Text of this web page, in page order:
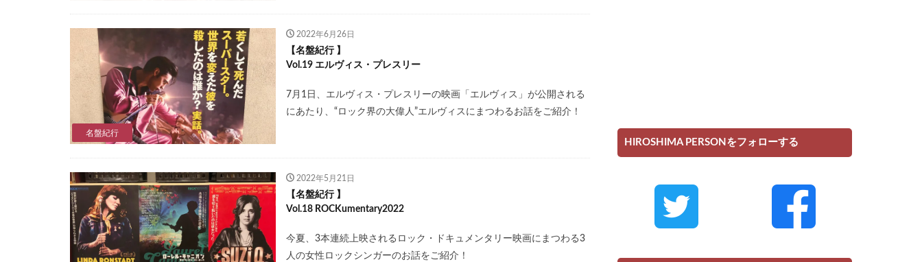
名盤紀行
2022年6月26日
【名盤紀行 】
Vol.19 エルヴィス・プレスリー
7月1日、エルヴィス・プレスリーの映画「エルヴィス」が公開される
にあたり、“ロック界の大偉人”エルヴィスにまつわるお話をご紹介！
2022年5月21日
【名盤紀行 】
Vol.18 ROCKumentary2022
今夏、3本連続上映されるロック・ドキュメンタリー映画にまつわる3
人の女性ロックシンガーのお話をご紹介！
HIROSHIMA PERSONをフォローする